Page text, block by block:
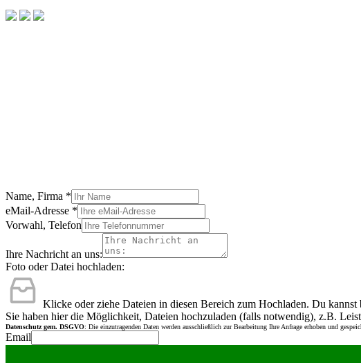
Name, Firma *
eMail-Adresse *
Vorwahl, Telefon
Ihre Nachricht an uns:
Foto oder Datei hochladen:
Klicke oder ziehe Dateien in diesen Bereich zum Hochladen. Du kannst
Sie haben hier die Möglichkeit, Dateien hochzuladen (falls notwendig), z.B.
Datenschutz gem. DSGVO: Die einzutragenden Daten werden ausschließlich zur Bearbeitung Ihre Anfrage erhoben und
Email